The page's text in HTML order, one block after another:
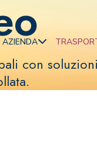
AZIENDA
Chi siamo
Tutti i
con soluzioni